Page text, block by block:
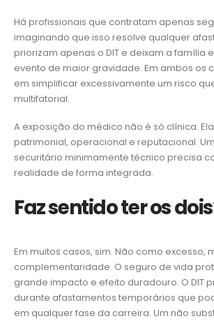
Há profissionais que contratam apenas
imaginando que isso resolve qualquer
priorizam apenas o DIT e deixam a família
evento de maior gravidade. Em ambos os
em simplificar excessivamente um risco
multifatorial.
A exposição do médico não é só clínica.
patrimonial, operacional e reputacional.
securitário minimamente técnico precisa
realidade de forma integrada.
Faz sentido ter os
Em muitos casos, sim. Não como excesso,
complementaridade. O seguro de vida
grande impacto e efeito duradouro. O DIT
durante afastamentos temporários que
em qualquer fase da carreira. Um não